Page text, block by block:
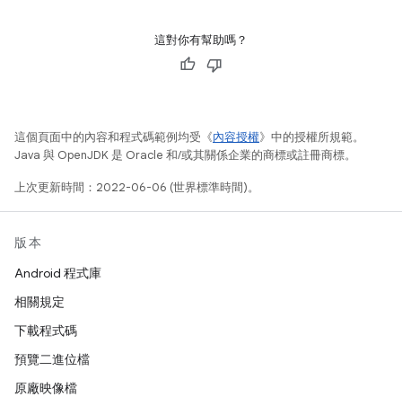
這對你有幫助嗎？
這個頁面中的內容和程式碼範例均受《內容授權》中的授權所規範。
Java 與 OpenJDK 是 Oracle 和/或其關係企業的商標或註冊商標。
上次更新時間：2022-06-06 (世界標準時間)。
版本
Android 程式庫
相關規定
下載程式碼
預覽二進位檔
原廠映像檔